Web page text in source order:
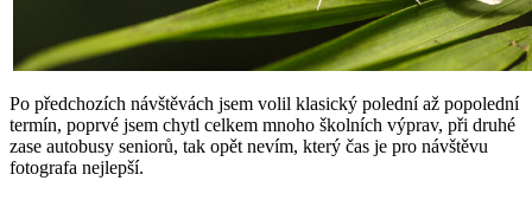
Po předchozích návštěvách jsem volil klasický polední až popolední
termín, poprvé jsem chytl celkem mnoho školních výprav, při druhé
zase autobusy seniorů, tak opět nevím, který čas je pro návštěvu
fotografa nejlepší.